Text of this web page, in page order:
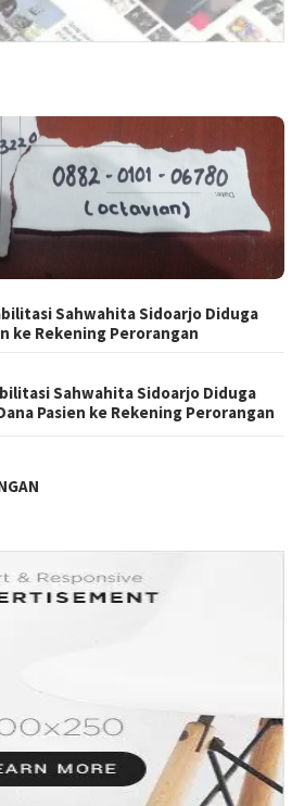
Sahwahita Sidoarjo Diduga
ke Rekening Perorangan
Sahwahita Sidoarjo Diduga
Pasien ke Rekening Perorangan